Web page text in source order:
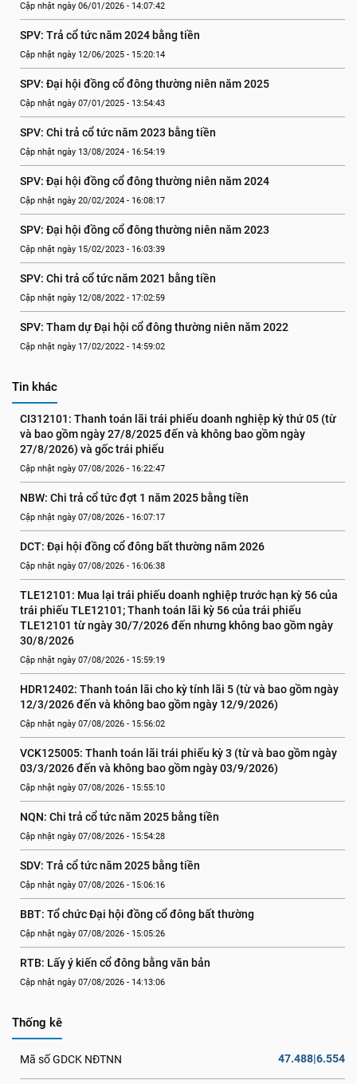
Cập nhật ngày 06/01/2026 - 14:07:42
SPV: Trả cổ tức năm 2024 bằng tiền
Cập nhật ngày 12/06/2025 - 15:20:14
SPV: Đại hội đồng cổ đông thường niên năm 2025
Cập nhật ngày 07/01/2025 - 13:54:43
SPV: Chi trả cổ tức năm 2023 bằng tiền
Cập nhật ngày 13/08/2024 - 16:54:19
SPV: Đại hội đồng cổ đông thường niên năm 2024
Cập nhật ngày 20/02/2024 - 16:08:17
SPV: Đại hội đồng cổ đông thường niên năm 2023
Cập nhật ngày 15/02/2023 - 16:03:39
SPV: Chi trả cổ tức năm 2021 bằng tiền
Cập nhật ngày 12/08/2022 - 17:02:59
SPV: Tham dự Đại hội cổ đông thường niên năm 2022
Cập nhật ngày 17/02/2022 - 14:59:02
Tin khác
CI312101: Thanh toán lãi trái phiếu doanh nghiệp kỳ thứ 05 (từ
và bao gồm ngày 27/8/2025 đến và không bao gồm ngày
27/8/2026) và gốc trái phiếu
Cập nhật ngày 07/08/2026 - 16:22:47
NBW: Chi trả cổ tức đợt 1 năm 2025 bằng tiền
Cập nhật ngày 07/08/2026 - 16:07:17
DCT: Đại hội đồng cổ đông bất thường năm 2026
Cập nhật ngày 07/08/2026 - 16:06:38
TLE12101: Mua lại trái phiếu doanh nghiệp trước hạn kỳ 56 của
trái phiếu TLE12101; Thanh toán lãi kỳ 56 của trái phiếu
TLE12101 từ ngày 30/7/2026 đến nhưng không bao gồm ngày
30/8/2026
Cập nhật ngày 07/08/2026 - 15:59:19
HDR12402: Thanh toán lãi cho kỳ tính lãi 5 (từ và bao gồm ngày
12/3/2026 đến và không bao gồm ngày 12/9/2026)
Cập nhật ngày 07/08/2026 - 15:56:02
VCK125005: Thanh toán lãi trái phiếu kỳ 3 (từ và bao gồm ngày
03/3/2026 đến và không bao gồm ngày 03/9/2026)
Cập nhật ngày 07/08/2026 - 15:55:10
NQN: Chi trả cổ tức năm 2025 bằng tiền
Cập nhật ngày 07/08/2026 - 15:54:28
SDV: Trả cổ tức năm 2025 bằng tiền
Cập nhật ngày 07/08/2026 - 15:06:16
BBT: Tổ chức Đại hội đồng cổ đông bất thường
Cập nhật ngày 07/08/2026 - 15:05:26
RTB: Lấy ý kiến cổ đông bằng văn bản
Cập nhật ngày 07/08/2026 - 14:13:06
Thống kê
Mã số GDCK NĐTNN 47.488|6.554